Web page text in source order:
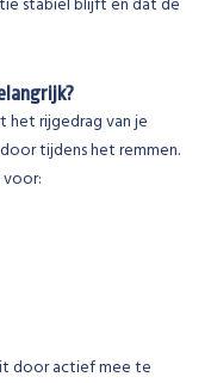
het rijgedrag van je
tijdens het remmen.
door actief mee te